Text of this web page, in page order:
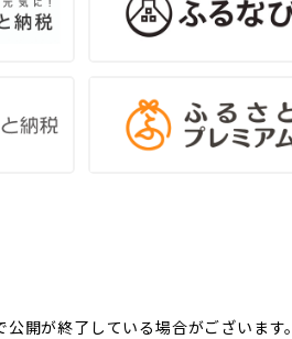
開が終了している場合がございます。